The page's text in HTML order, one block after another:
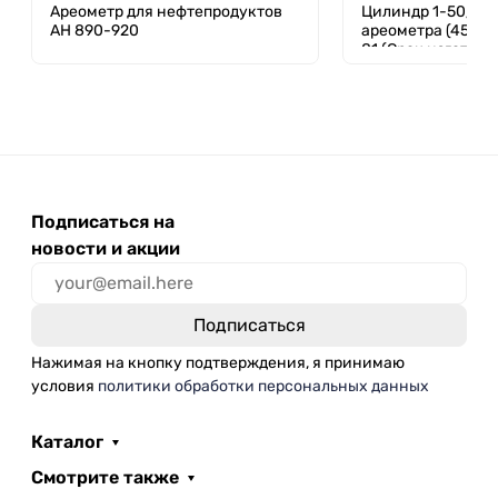
Ареометр для нефтепродуктов
АН 890-920
Цилиндр 1-50/
ареометра (450
81 (Срок
Подписаться на
новости и акции
Нажимая на кнопку подтверждения, я принимаю
условия политики обработки персональных данных
Каталог
Смотрите также